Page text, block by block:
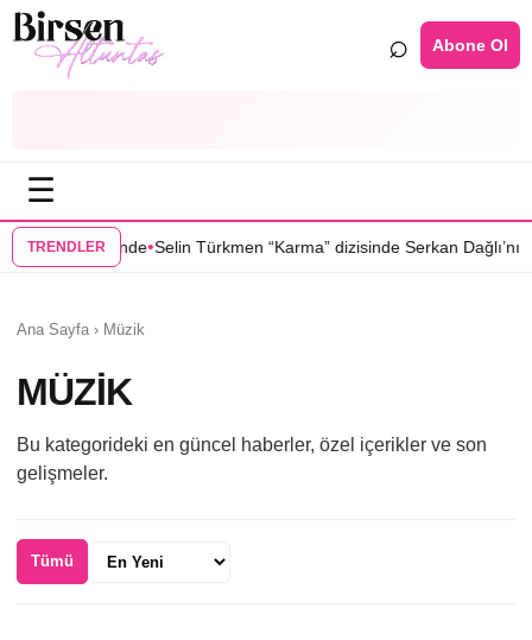
⌕ Abone Ol
☰
TRENDLER
dizisinde Selin Türkmen “Karma” dizisinde Serkan Dağlı’nın
Ana Sayfa › Müzik
MÜZIK
Bu kategorideki en güncel haberler, özel içerikler ve son
gelişmeler.
Tümü Sıralama